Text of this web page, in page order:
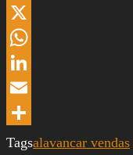
Threads
X
WhatsApp
LinkedIn
Email
Share
Tagsalavancar vendas